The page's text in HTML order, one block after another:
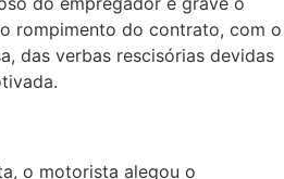
rompimento do contrato, com o
das verbas rescisórias devidas
o motorista alegou o